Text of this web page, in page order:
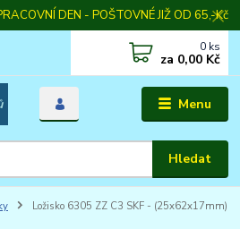
DEN - POŠTOVNÉ JIŽ OD 65,-Kč
Menu
Hledat
0 ks
za 0,00 Kč
Ložisko 6305 ZZ C3 SKF - (25x62x17mm)